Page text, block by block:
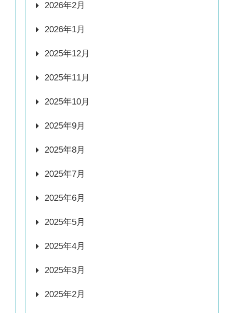
2026年2月
2026年1月
2025年12月
2025年11月
2025年10月
2025年9月
2025年8月
2025年7月
2025年6月
2025年5月
2025年4月
2025年3月
2025年2月